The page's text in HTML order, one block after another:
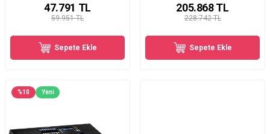
59.951 TL
47.791 TL
Sepete Ekle
228.742 TL
205.868TL
Sepete Ekle
%10 Yeni